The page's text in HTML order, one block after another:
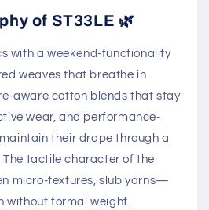
of ST33LE 🌿
with a weekend-functionality
weaves that breathe in
aware cotton blends that stay
wear, and performance-
their drape through a
The tactile character of the
micro-textures, slub yarns—
without formal weight.